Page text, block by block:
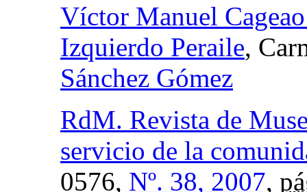
Víctor Manuel
Izquierdo Peraile,
Sánchez Gómez
RdM. Revista de
servicio de la
0576, Nº. 38, 2007,